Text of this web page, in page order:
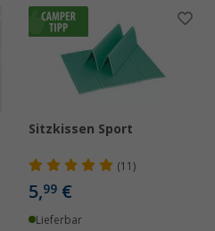
Sitzkissen Sport
(11)
5,99 €
Lieferbar